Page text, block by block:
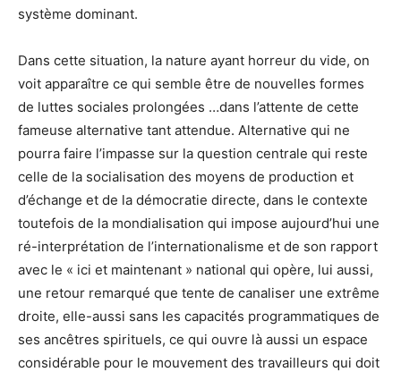
système dominant.
Dans cette situation, la nature ayant horreur du vide, on
voit apparaître ce qui semble être de nouvelles formes
de luttes sociales prolongées …dans l’attente de cette
fameuse alternative tant attendue. Alternative qui ne
pourra faire l’impasse sur la question centrale qui reste
celle de la socialisation des moyens de production et
d’échange et de la démocratie directe, dans le contexte
toutefois de la mondialisation qui impose aujourd’hui une
ré-interprétation de l’internationalisme et de son rapport
avec le « ici et maintenant » national qui opère, lui aussi,
une retour remarqué que tente de canaliser une extrême
droite, elle-aussi sans les capacités programmatiques de
ses ancêtres spirituels, ce qui ouvre là aussi un espace
considérable pour le mouvement des travailleurs qui doit